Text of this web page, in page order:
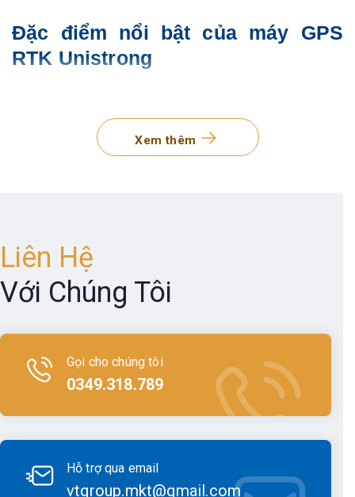
Đặc điểm nổi bật của máy GPS
RTK Unistrong
Máy GNSS RTK Unistrong là một trong những dòng
thiết kế để đáp ứng các yêu cầu khắt khe nhất
Vỏ máy được chế tạo từ các vật liệu cao cấp, có khả năng
chống va đập tốt, giúp bảo vệ thiết bị khỏi các tác động từ
môi trường làm việc khắc nghiệt. Các nút bấm, giao diện
người dùng và màn hình hiển thị đều được bố trí hợp lý,
Xem thêm
Liên Hệ
Với Chúng Tôi
Gọi cho chúng tôi
0349.318.789
Hỗ trợ qua email
vtgroup.mkt@gmail.com